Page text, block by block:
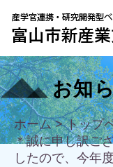
お知
ホーム>トップ
＊誠に申し訳ご
したので、今年